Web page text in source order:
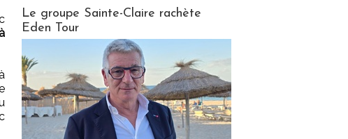
Le groupe Sainte-Claire rachète
Eden Tour